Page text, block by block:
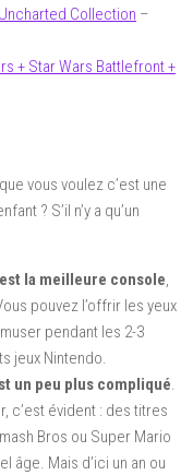
Collection –
+ Star Wars Battlefront +
vous voulez c’est une
? S’il n’y a qu’un
la meilleure console,
pouvez l’offrir les yeux
pendant les 2-3
jeux Nintendo.
un peu plus compliqué.
c’est évident : des titres
Bros ou Super Mario
âge. Mais d’ici un an ou